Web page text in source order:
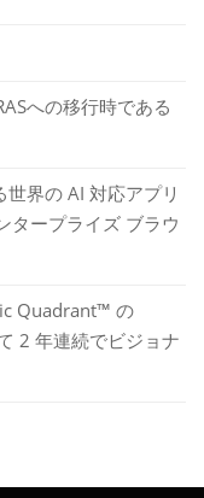
への移行時である
界の AI 対応アプリ
タープライズ ブラウ
Quadrant™ の
2 年連続でビジョナ